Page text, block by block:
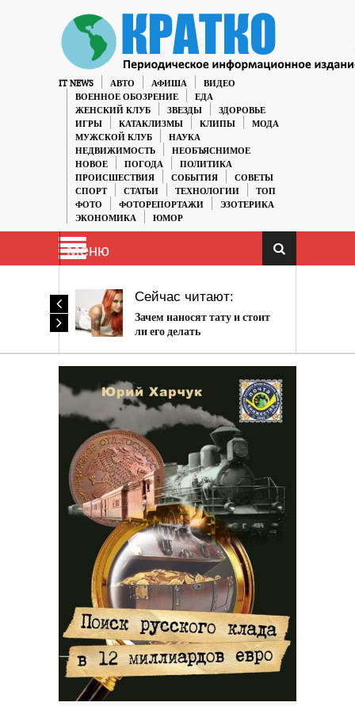
IT NEWS АВТО АФИША
ВИДЕО
ВОЕННОЕ ОБОЗРЕНИЕ
ЕДА
ЖЕНСКИЙ КЛУБ
ЗВЕЗДЫ
ЗДОРОВЬЕ
ИГРЫ
КАТАКЛИЗМЫ КЛИПЫ
МОДА
МУЖСКОЙ КЛУБ
НАУКА
НЕДВИЖИМОСТЬ
НЕОБЪЯСНИМОЕ
НОВОЕ
ПОГОДА
ПОЛИТИКА
ПРОИСШЕСТВИЯ
СОБЫТИЯ
СОВЕТЫ
СПОРТ
СТАТЬИ ТЕХНОЛОГИИ
ТОП
ФОТО
ФОТОРЕПОРТАЖИ
ЭЗОТЕРИКА
ЭКОНОМИКА
ЮМОР
Меню
Сейчас читают:
Зачем наносят тату и стоит
ли его делать